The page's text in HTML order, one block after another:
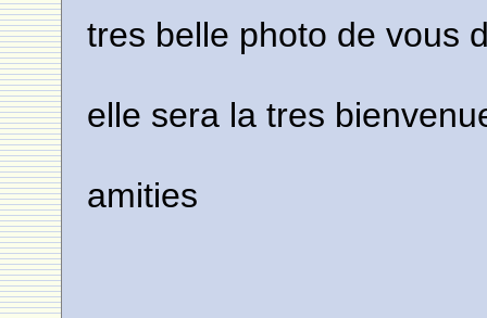
tres belle photo de vous
elle sera la tres
amities